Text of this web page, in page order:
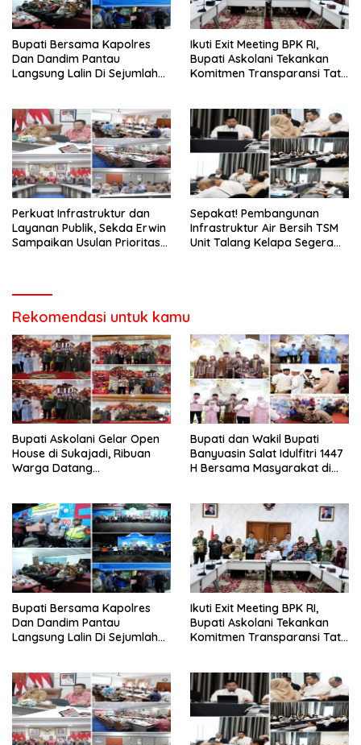
‎Bupati Bersama Kapolres
Dan Dandim Pantau
Langsung Lalin Di Sejumlah
Ikuti Exit Meeting BPK RI,
Bupati Askolani Tekankan
Komitmen Transparansi Tata
Perkuat Infrastruktur dan
Layanan Publik, Sekda Erwin
Sampaikan Usulan Prioritas
Sepakat! Pembangunan
Infrastruktur Air Bersih TSM
Unit Talang Kelapa Segera
Rekomendasi untuk kamu
‎Bupati Askolani Gelar Open
House di Sukajadi, Ribuan
Warga Datang
‎Bupati dan Wakil Bupati
Banyuasin Salat Idulfitri 1447
H Bersama Masyarakat di
‎Bupati Bersama Kapolres
Dan Dandim Pantau
Langsung Lalin Di Sejumlah
Ikuti Exit Meeting BPK RI,
Bupati Askolani Tekankan
Komitmen Transparansi Tata